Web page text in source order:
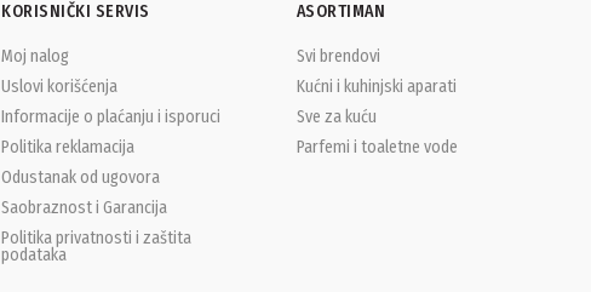
KORISNIČKI SERVIS
Moj nalog
Uslovi korišćenja
Informacije o plaćanju i isporuci
Politika reklamacija
Odustanak od ugovora
Saobraznost i Garancija
Politika privatnosti i zaštita
podataka
ASORTIMAN
Svi brendovi
Kućni i kuhinjski aparati
Sve za kuću
Parfemi i toaletne vode